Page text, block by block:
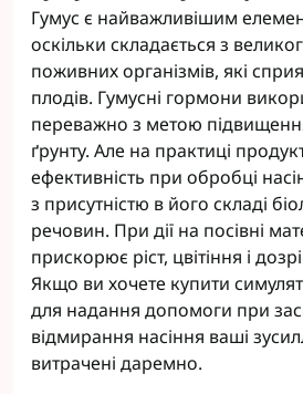
Гумус є найважливішим
оскільки складається з
поживних організмів, які
плодів. Гумусні гормони
переважно з метою
ґрунту. Але на практиці
ефективність при обробці
з присутністю в його складі
речовин. При дії на посівні
прискорює ріст, цвітіння і
Якщо ви хочете купити
для надання допомоги при
відмирання насіння ваші
витрачені даремно.